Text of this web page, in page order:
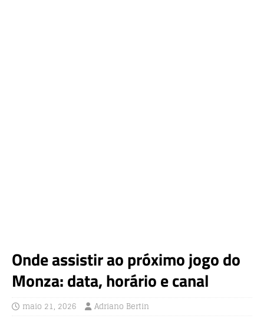
Onde assistir ao próximo jogo do
Monza: data, horário e canal
maio 21, 2026 Adriano Bertin